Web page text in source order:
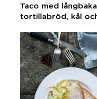
Taco med
tortillabröd, kål